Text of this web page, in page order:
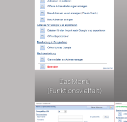
Das Menü
(Funktionsvielfalt)